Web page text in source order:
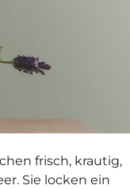
frisch, krautig,
Sie locken ein